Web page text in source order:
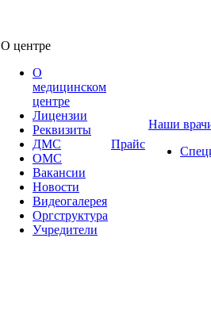
О центре
О
медицинском
центре
Лицензии
Реквизиты
ДМС
ОМС
Вакансии
Новости
Видеогалерея
Оргструктура
Учредители
Прайс
Наши